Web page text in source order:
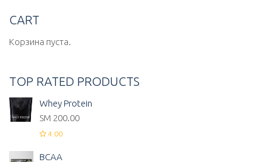
CART
Корзина пуста.
TOP RATED PRODUCTS
Whey Protein
ЅМ 200.00
4.00
BCAA